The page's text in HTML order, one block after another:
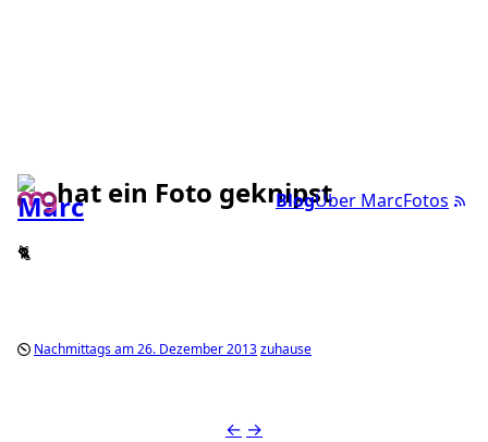
BlogÜber MarcFotos
hat ein Foto geknipst
🐈
Nachmittags am 26. Dezember 2013zuhause
← →